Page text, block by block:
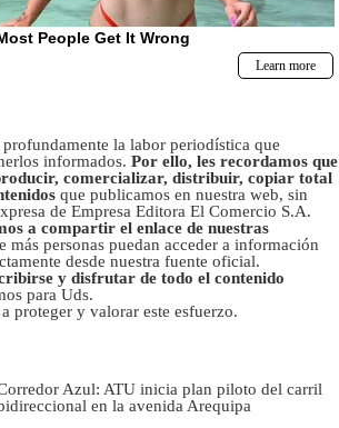
la labor periodística que
informados. Por ello, les recordamos que
comercializar, distribuir, copiar total
que publicamos en nuestra web, sin
de Empresa Editora El Comercio S.A.
a compartir el enlace de nuestras
más personas puedan acceder a información
desde nuestra fuente oficial.
y disfrutar de todo el contenido
para Uds.
proteger y valorar este esfuerzo.
Azul: ATU inicia plan piloto del carril
en la avenida Arequipa